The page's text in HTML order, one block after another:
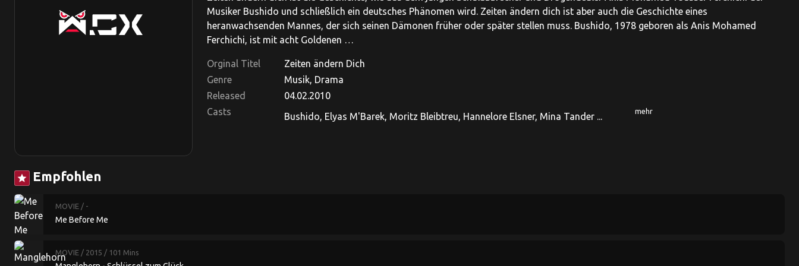
Musiker Bushido und schließlich ein deutsches Phänomen wird. Zeiten ändern dich ist aber auch die Geschichte eines
heranwachsenden Mannes, der sich seinen Dämonen früher oder später stellen muss. Bushido, 1978 geboren als Anis Mohamed
Ferchichi, ist mit acht Goldenen …
Orginal Titel
Zeiten ändern Dich
Genre
Musik, Drama
Released
04.02.2010
Casts
Bushido, Elyas M'Barek, Moritz Bleibtreu, Hannelore Elsner, Mina Tander ...
mehr
star Empfohlen
MOVIE / -
Me Before Me
MOVIE / 2015 / 101 Mins